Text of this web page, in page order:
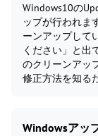
Windows10の
ップが行われま
ーンアップして
ください」と出
のクリーンアッ
修正方法を知る
Windowsアッ